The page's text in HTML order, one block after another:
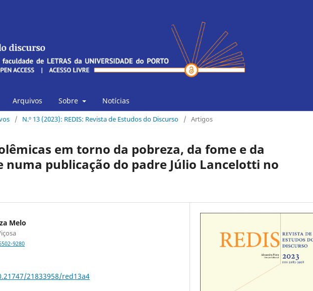
Arquivos Sobre Notícias
/ N.º 13 (2023): REDIS: Revista de Estudos do Discurso / Artigos
em torno da pobreza, da fome e da
numa publicação do padre Júlio Lancelotti no
Melo
9280
21833958/red13a4